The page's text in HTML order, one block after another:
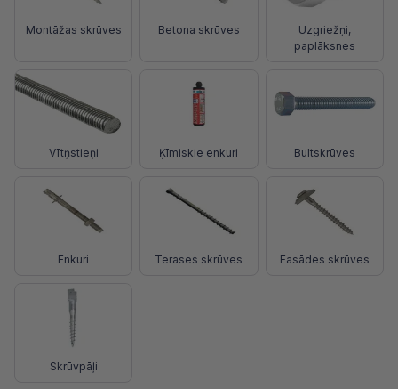
Montāžas skrūves Betona skrūves
Uzgriežņi,
paplāksnes
Vītņstieņi Ķīmiskie enkuri Bultskrūves
Enkuri Terases skrūves Fasādes skrūves
Skrūvpāļi